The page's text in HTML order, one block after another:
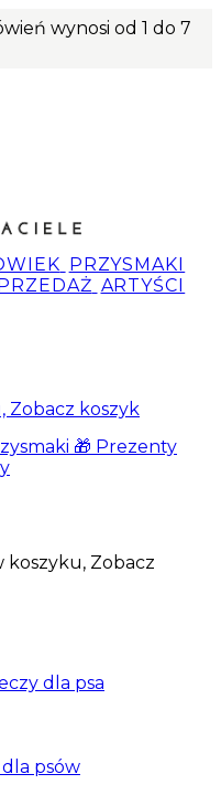
wynosi od 1 do 7
PRZYSMAKI
ARTYŚCI
Zobacz koszyk
🎁 Prezenty
koszyku, Zobacz
dla psa
psów